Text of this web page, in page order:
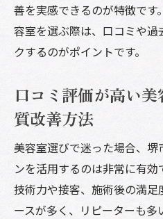
口コミで選ぶ美容
プ法
善を実感できるのが特徴で
容室を選ぶ際は、口コミや
クするのがポイントです。
口コミ評価が高い
質改善方法
美容室選びで迷った場合、
ンを活用するのは非常に有効
技術力や接客、施術後の満
ースが多く、リピーターも多